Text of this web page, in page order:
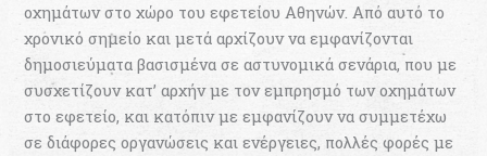
οχημάτων στο χώρο του εφετείου Αθηνών. Από αυτό το
χρονικό σημείο και μετά αρχίζουν να εμφανίζονται
δημοσιεύματα βασισμένα σε αστυνομικά σενάρια, που με
συσχετίζουν κατ’ αρχήν με τον εμπρησμό των οχημάτων
στο εφετείο, και κατόπιν με εμφανίζουν να συμμετέχω
σε διάφορες οργανώσεις και ενέργειες, πολλές φορές με